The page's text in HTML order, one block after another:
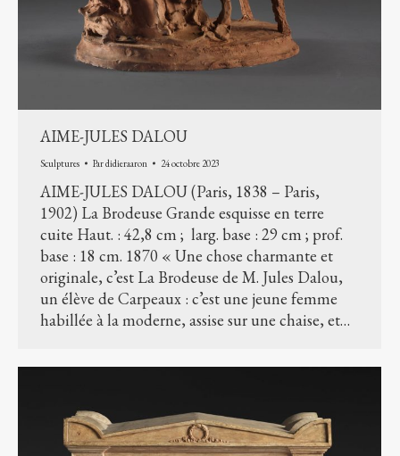
AIME-JULES DALOU
Sculptures Pardidieraaron 24 octobre 2023
AIME-JULES DALOU (Paris, 1838 – Paris,
1902) La Brodeuse Grande esquisse en terre
cuite Haut. : 42,8 cm ; larg. base : 29 cm ; prof.
base : 18 cm. 1870 « Une chose charmante et
originale, c’est La Brodeuse de M. Jules Dalou,
un élève de Carpeaux : c’est une jeune femme
habillée à la moderne, assise sur une chaise, et…